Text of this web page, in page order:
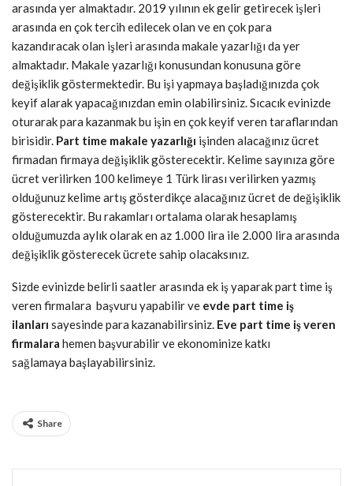
arasında yer almaktadır. 2019 yılının ek gelir getirecek işleri
arasında en çok tercih edilecek olan ve en çok para
kazandıracak olan işleri arasında makale yazarlığı da yer
almaktadır. Makale yazarlığı konusundan konusuna göre
değişiklik göstermektedir. Bu işi yapmaya başladığınızda çok
keyif alarak yapacağınızdan emin olabilirsiniz. Sıcacık evinizde
oturarak para kazanmak bu işin en çok keyif veren taraflarından
birisidir. Part time makale yazarlığı işinden alacağınız ücret
firmadan firmaya değişiklik gösterecektir. Kelime sayınıza göre
ücret verilirken 100 kelimeye 1 Türk lirası verilirken yazmış
olduğunuz kelime artış gösterdikçe alacağınız ücret de değişiklik
gösterecektir. Bu rakamları ortalama olarak hesaplamış
olduğumuzda aylık olarak en az 1.000 lira ile 2.000 lira arasında
değişiklik gösterecek ücrete sahip olacaksınız.
Sizde evinizde belirli saatler arasında ek iş yaparak part time iş
veren firmalara başvuru yapabilir ve evde part time iş
ilanları sayesinde para kazanabilirsiniz. Eve part time iş veren
firmalara hemen başvurabilir ve ekonominize katkı
sağlamaya başlayabilirsiniz.
Share